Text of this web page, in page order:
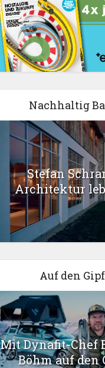
Nachhaltig
Stefan
Architektur
Auf den
Mit Dynafit-Chef
Böhm auf den